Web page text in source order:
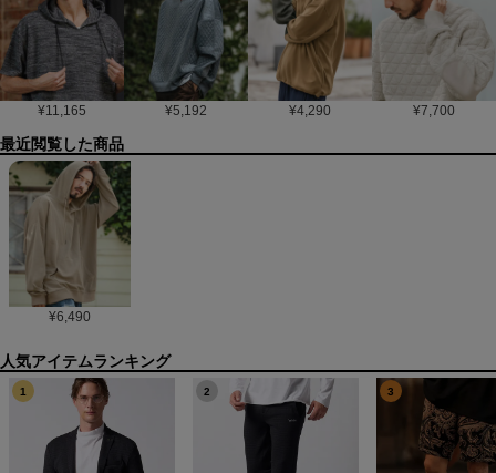
¥11,165 ¥5,192 ¥4,290 ¥7,700
最近閲覧した商品
¥6,490
1 2 3